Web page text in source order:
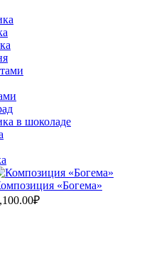
в шоколаде
«Богема»
₽